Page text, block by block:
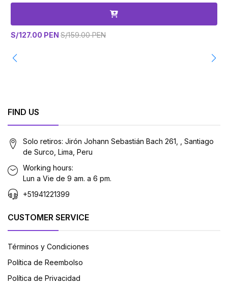
S/127.00 PEN S/159.00 PEN
FIND US
Solo retiros: Jirón Johann Sebastián Bach 261, , Santiago
de Surco, Lima, Peru
Working hours:
Lun a Vie de 9 am. a 6 pm.
+51941221399
CUSTOMER SERVICE
Términos y Condiciones
Política de Reembolso
Política de Privacidad